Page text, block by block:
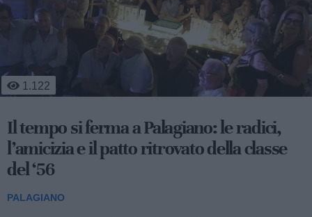
457
Mobilità sostenibile e sviluppo
territoriale: al via la fase operativa di
"Appia Bike Tour"
PALAGIANO